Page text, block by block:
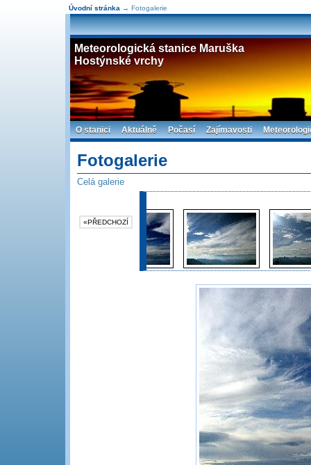
Úvodní stránka → Fotogalerie
Meteorologická stanice Maruška
Hostýnské vrchy
O stanici Aktuálně Počasí Zajímavosti
Fotogalerie
Celá galerie
«PŘEDCHOZÍ